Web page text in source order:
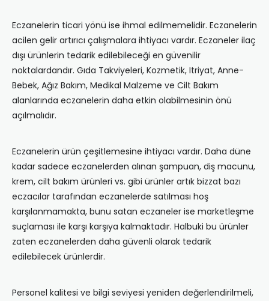
Eczanelerin ticari yönü ise ihmal edilmemelidir. Eczanelerin
acilen gelir artırıcı çalışmalara ihtiyacı vardır. Eczaneler ilaç
dışı ürünlerin tedarik edilebileceği en güvenilir
noktalardandır. Gıda Takviyeleri, Kozmetik, Itriyat, Anne-
Bebek, Ağız Bakım, Medikal Malzeme ve Cilt Bakım
alanlarında eczanelerin daha etkin olabilmesinin önü
açılmalıdır.
Eczanelerin ürün çeşitlemesine ihtiyacı vardır. Daha düne
kadar sadece eczanelerden alınan şampuan, diş macunu,
krem, cilt bakım ürünleri vs. gibi ürünler artık bizzat bazı
eczacılar tarafından eczanelerde satılması hoş
karşılanmamakta, bunu satan eczaneler ise marketleşme
suçlaması ile karşı karşıya kalmaktadır. Halbuki bu ürünler
zaten eczanelerden daha güvenli olarak tedarik
edilebilecek ürünlerdir.
Personel kalitesi ve bilgi seviyesi yeniden değerlendirilmeli,